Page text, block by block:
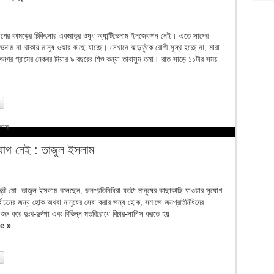
জোরদার
কথা হলো উপদেষ্টার
কর্নেল অলি তার বাস্তব উদাহরণ
বেরিয়ে এলো চাঞ্চল্যকর তথ্য
হয়ে আছে: ভারপ্রাপ্ত স্পিকার
রাষ্ট্রদূত মুশফিক
কামড়ের চিকিৎসার একমাত্র ওষুধ অ্যান্টিভেনাম ইনজেকশন নেই। এতে সাপের
না থাকায় মানুষ ওঝার কাছে যাচ্ছে। সেখানে ঝাড়ফুঁকে রোগী সুস্থ হচ্ছে না, মারা
গ্রামের নেকবর মিয়ার ৯ বছরের শিশু কন্যা তাবাসুম তমা। রাত সাড়ে ১১টার সময়
নেই : তাজুল ইসলাম
মো. তাজুল ইসলাম বলেছেন, জনপ্রতিনিধিরা যতটা মানুষের কাছাকাছি যাওয়ার সুযোগ
জন্য হোক অথবা মানুষের সেবা করার জন্য হোক, সমাজে জনপ্রতিনিধিদের
দুঃখ-দুর্দশা এবং বিভিন্ন মতবিরোধে বিচার-সালিস করতে হয়
»